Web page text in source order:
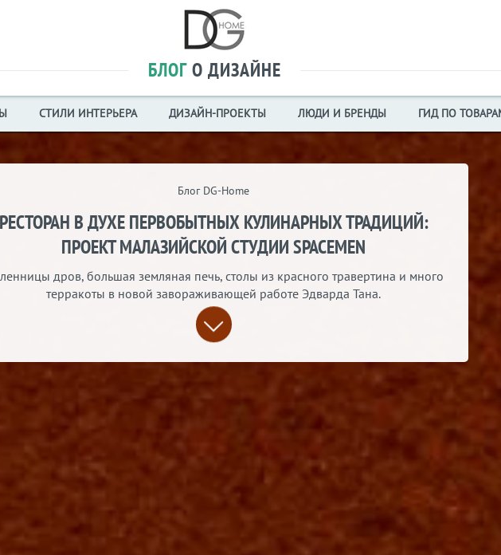
БЛОГО ДИЗАЙНЕ
СТИЛИ ИНТЕРЬЕРА ДИЗАЙН-ПРОЕКТЫ ЛЮДИ И БРЕНДЫ ГИД ПО
Блог DG-Home
РЕСТОРАН В ДУХЕ ПЕРВОБЫТНЫХ КУЛИНАРНЫХ ТРАДИЦИЙ:
ПРОЕКТ МАЛАЗИЙСКОЙ СТУДИИ SPACEMEN
дров, большая земляная печь, столы из красного травертина и много
терракоты в новой завораживающей работе Эдварда Тана.